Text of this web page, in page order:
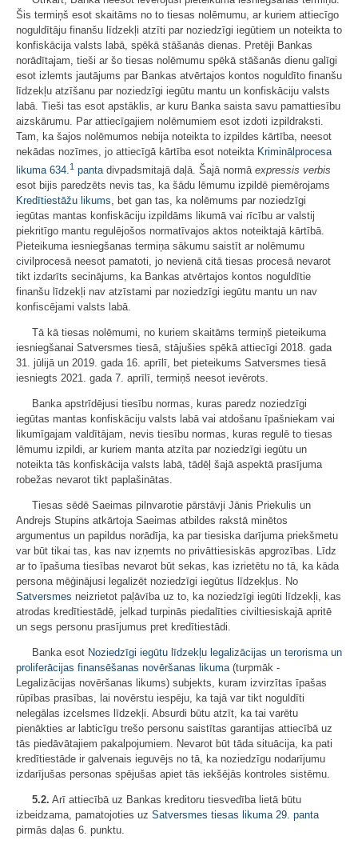
Šis termiņš esot skaitāms no to tiesas nolēmumu, ar kuriem attiecīgo
noguldītāju finanšu līdzekļi atzīti par noziedzīgi iegūtiem un noteikta to
konfiskācija valsts labā, spēkā stāšanās dienas. Pretēji Bankas
norādītajam, tieši ar šo tiesas nolēmumu spēkā stāšanās dienu galīgi
esot izlemts jautājums par Bankas atvērtajos kontos noguldīto finanšu
līdzekļu atzīšanu par noziedzīgi iegūtu mantu un konfiskāciju valsts
labā. Tieši tas esot apstāklis, ar kuru Banka saista savu pamattiesību
aizskārumu. Par attiecīgajiem nolēmumiem esot izdoti izpildraksti.
Tam, ka šajos nolēmumos nebija noteikta to izpildes kārtība, neesot
nekādas nozīmes, jo attiecīgā kārtība esot noteikta Kriminālprocesa
likuma 634. 1 panta divpadsmitajā daļā. Šajā normā expressis verbis
esot bijis paredzēts nevis tas, ka šādu lēmumu izpildē piemērojams
Kredītiestāžu likums , bet gan tas, ka nolēmums par noziedzīgi
iegūtas mantas konfiskāciju izpildāms likumā vai rīcību ar valstij
piekritīgo mantu regulējošos normatīvajos aktos noteiktajā kārtībā.
Pieteikuma iesniegšanas termiņa sākumu saistīt ar nolēmumu
civilprocesā neesot pamatoti, jo nevienā citā tiesas procesā nevarot
tikt izdarīts secinājums, ka Bankas atvērtajos kontos noguldītie
finanšu līdzekļi nav atzīstami par noziedzīgi iegūtu mantu un nav
konfiscējami valsts labā.
Tā kā tiesas nolēmumi, no kuriem skaitāms termiņš pieteikuma
iesniegšanai Satversmes tiesā, stājušies spēkā attiecīgi 2018. gada
31. jūlijā un 2019. gada 16. aprīlī, bet pieteikums Satversmes tiesā
iesniegts 2021. gada 7. aprīlī, termiņš neesot ievērots.
Banka apstrīdējusi tiesību normas, kuras paredz noziedzīgi
iegūtas mantas konfiskāciju valsts labā vai atdošanu īpašniekam vai
likumīgajam valdītājam, nevis tiesību normas, kuras regulē to tiesas
lēmumu izpildi, ar kuriem manta atzīta par noziedzīgi iegūtu un
noteikta tās konfiskācija valsts labā, tādēļ šajā aspektā prasījuma
robežas nevarot tikt paplašinātas.
Tiesas sēdē Saeimas pilnvarotie pārstāvji Jānis Priekulis un
Andrejs Stupins atkārtoja Saeimas atbildes rakstā minētos
argumentus un papildus norādīja, ka par tiesiska darījuma priekšmetu
var būt tikai tas, kas nav izņemts no privāttiesiskās apgrozības. Līdz
ar to īpašuma tiesības nevarot būt sekas, kas izrietētu no tā, ka kāda
persona mēģinājusi legalizēt noziedzīgi iegūtus līdzekļus. No
Satversmes neizrietot paļāvība uz to, ka noziedzīgi iegūti līdzekļi, kas
atrodas kredītiestādē, jelkad turpinās piedalīties civiltiesiskajā apritē
un segs personu prasījumus pret kredītiestādi.
Banka esot Noziedzīgi iegūtu līdzekļu legalizācijas un terorisma un
proliferācijas finansēšanas novēršanas likuma (turpmāk -
Legalizācijas novēršanas likums) subjekts, kuram izvirzītas īpašas
rūpības prasības, lai novērstu iespēju, ka tajā var tikt noguldīti
nelegālas izcelsmes līdzekļi. Absurdi būtu atzīt, ka tai varētu
pienākties ar labticīgu trešo personu saistītas garantijas attiecībā uz
tās piedāvātajiem pakalpojumiem. Nevarot būt tāda situācija, ka pati
kredītiestāde ir galvenais ieguvējs no tā, ka noziedzīgu nodarījumu
izdarījušas personas spējušas apiet tās iekšējās kontroles sistēmu.
5.2. Arī attiecībā uz Bankas kreditoru tiesvedība lietā būtu
izbeidzama, pamatojoties uz Satversmes tiesas likuma 29. panta
pirmās daļas 6. punktu.